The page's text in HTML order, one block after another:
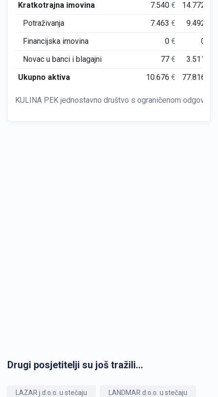
Kratkotrajna imovina
7.540€ 14.772
Potraživanja
7.463€ 9.492
Financijska imovina
0€ 0
Novac u banci i blagajni
77€ 3.511
Ukupno aktiva
10.676€ 77.816
KULINA PEK jednostavno društvo s ograničenom
Drugi posjetitelji su još tražili...
LAZAR j.d.o.o. u stečaju LANDMAR d.o.o. u stečaju